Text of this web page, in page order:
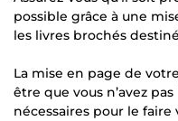
possible grâce à une
les livres brochés
La mise en page de
être que vous n’avez
nécessaires pour le faire